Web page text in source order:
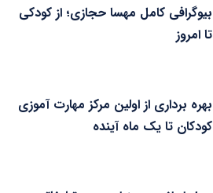
بیوگرافی کامل مهسا حجازی؛ از کودکی
تا امروز
بهره برداری از اولین مرکز مهارت آموزی
کودکان تا یک ماه آینده